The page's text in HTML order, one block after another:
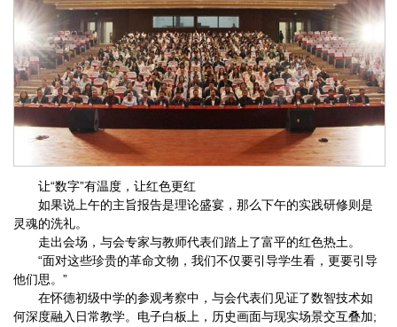
让“数字”有温度，让红色更红
如果说上午的主旨报告是理论盛宴，那么下午的实践研修则是
灵魂的洗礼。
走出会场，与会专家与教师代表们踏上了富平的红色热土。
“面对这些珍贵的革命文物，我们不仅要引导学生看，更要引导
他们思。”
在怀德初级中学的参观考察中，与会代表们见证了数智技术如
何深度融入日常教学。电子白板上，历史画面与现实场景交互叠加;